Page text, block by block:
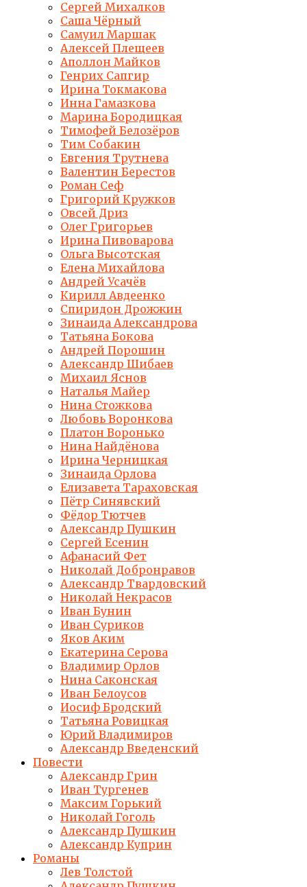
Сергей Михалков
Саша Чёрный
Самуил Маршак
Алексей Плещеев
Аполлон Майков
Генрих Сапгир
Ирина Токмакова
Инна Гамазкова
Марина Бородицкая
Тимофей Белозёров
Тим Собакин
Евгения Трутнева
Валентин Берестов
Роман Сеф
Григорий Кружков
Овсей Дриз
Олег Григорьев
Ирина Пивоварова
Ольга Высотская
Елена Михайлова
Андрей Усачёв
Кирилл Авдеенко
Спиридон Дрожжин
Зинаида Александрова
Татьяна Бокова
Андрей Порошин
Александр Шибаев
Михаил Яснов
Наталья Майер
Нина Стожкова
Любовь Воронкова
Платон Воронько
Нина Найдёнова
Ирина Черницкая
Зинаида Орлова
Елизавета Тараховская
Пётр Синявский
Фёдор Тютчев
Александр Пушкин
Сергей Есенин
Афанасий Фет
Николай Добронравов
Александр Твардовский
Николай Некрасов
Иван Бунин
Иван Суриков
Яков Аким
Екатерина Серова
Владимир Орлов
Нина Саконская
Иван Белоусов
Иосиф Бродский
Татьяна Ровицкая
Юрий Владимиров
Александр Введенский
Повести
Александр Грин
Иван Тургенев
Максим Горький
Николай Гоголь
Александр Пушкин
Александр Куприн
Романы
Лев Толстой